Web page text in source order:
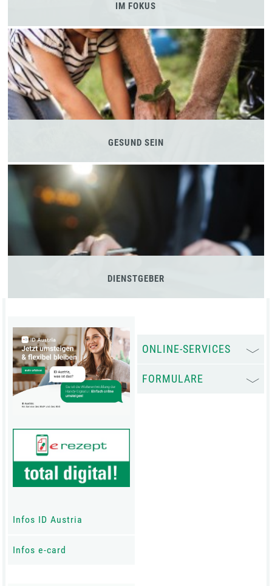
IM FOKUS
GESUND SEIN
DIENSTGEBER
Infos ID Austria
Infos e-card
ONLINE-SERVICES
FORMULARE